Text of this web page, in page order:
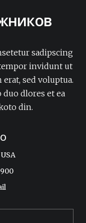
sadipscing
invidunt ut
sed voluptua.
duo dlores et ea
din.